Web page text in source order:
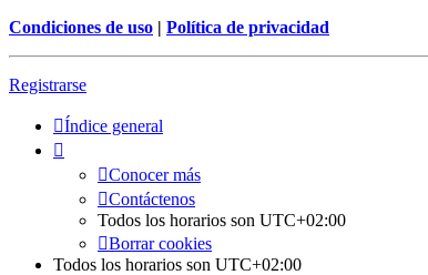
Condiciones de uso | Política de privacidad
Registrarse
Índice general
Conocer más
Contáctenos
Todos los horarios son UTC+02:00
Borrar cookies
Todos los horarios son UTC+02:00